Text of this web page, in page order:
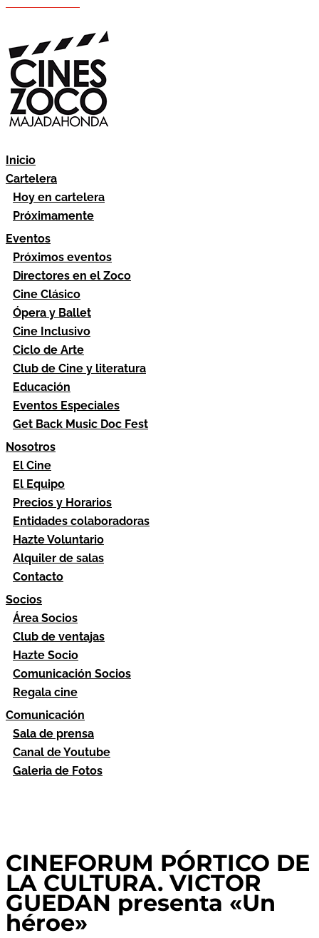
Inicio
Cartelera
Hoy en cartelera
Próximamente
Eventos
Próximos eventos
Directores en el Zoco
Cine Clásico
Ópera y Ballet
Cine Inclusivo
Ciclo de Arte
Club de Cine y literatura
Educación
Eventos Especiales
Get Back Music Doc Fest
Nosotros
El Cine
El Equipo
Precios y Horarios
Entidades colaboradoras
Hazte Voluntario
Alquiler de salas
Contacto
Socios
Área Socios
Club de ventajas
Hazte Socio
Comunicación Socios
Regala cine
Comunicación
Sala de prensa
Canal de Youtube
Galeria de Fotos
CINEFORUM PÓRTICO DE
LA CULTURA. VICTOR
GUEDAN presenta «Un
héroe»